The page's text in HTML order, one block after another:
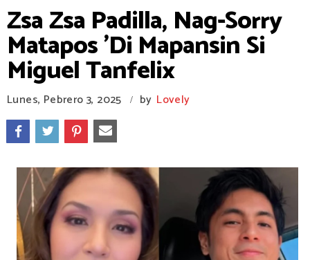
Zsa Zsa Padilla, Nag-Sorry
Matapos 'Di Mapansin Si
Miguel Tanfelix
Lunes, Pebrero 3, 2025 / by Lovely